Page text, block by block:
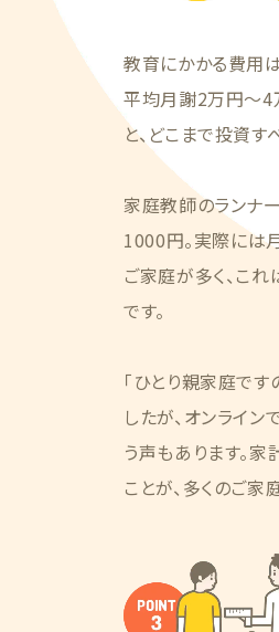
教育にかかる費用
平均月謝2万円〜4
と、どこまで投資す
家庭教師のランナ
1000円。実際には
ご家庭が多く、こ
です。
「ひとり親家庭で
したが、オンライ
う声もあります。
ことが、多くのご